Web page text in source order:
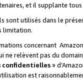
et il supplante
sont utilisés dans le
limitation.
concernant
ne relèvent pas du
»
est